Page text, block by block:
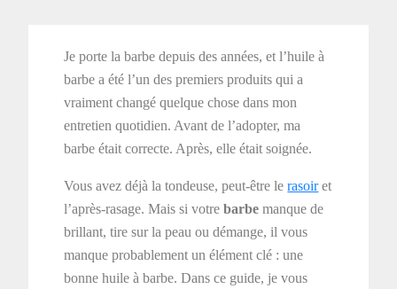
Je porte la barbe depuis des années, et l’huile à
barbe a été l’un des premiers produits qui a
vraiment changé quelque chose dans mon
entretien quotidien. Avant de l’adopter, ma
barbe était correcte. Après, elle était soignée.
Vous avez déjà la tondeuse, peut-être lerasoiret
l’après-rasage. Mais si votrebarbe manque de
brillant, tire sur la peau ou démange, il vous
manque probablement un élément clé : une
bonne huile à barbe. Dans ce guide, je vous